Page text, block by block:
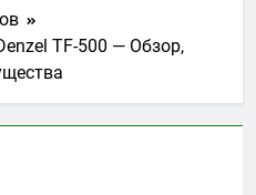
TF-500 — Обзор,